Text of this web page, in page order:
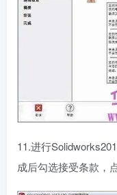
11.进行
成后勾选接受条款，